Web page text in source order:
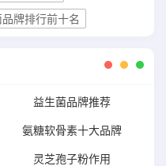
牌排行前十名
益生菌品牌推荐
氨糖软骨素十大品牌
灵芝孢子粉作用